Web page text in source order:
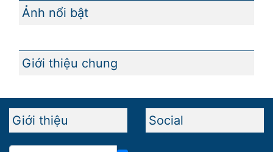
Ảnh nổi bật
Giới thiệu chung
Giới thiệu Social